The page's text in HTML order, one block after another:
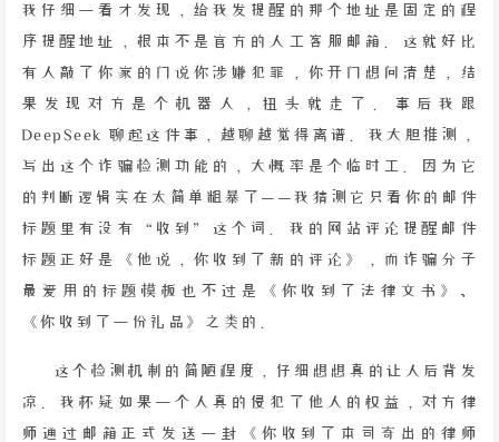
我仔细一看才发现，给我发提醒的那个地址是固定的程
序提醒地址，根本不是官方的人工客服邮箱。这就好比
有人敲了你家的门说你涉嫌犯罪，你开门想问清楚，结
果发现对方是个机器人，扭头就走了。事后我跟
DeepSeek 聊起这件事，越聊越觉得离谱。我大胆推测，
写出这个诈骗检测功能的，大概率是个临时工。因为它
的判断逻辑实在太简单粗暴了——我猜测它只看你的邮件
标题里有没有“收到”这个词。我的网站评论提醒邮件
标题正好是《他说，你收到了新的评论》，而诈骗分子
最爱用的标题模板也不过是《你收到了法律文书》、
《你收到了一份礼品》之类的。
这个检测机制的简陋程度，仔细想想真的让人后背发
凉。我怀疑如果一个人真的侵犯了他人的权益，对方律
师通过邮箱正式发送一封《你收到了本司寄出的律师